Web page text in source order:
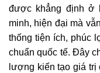
được khẳng định ở
minh, hiện đại mà
thống tiện ích, phúc
chuẩn quốc tế. Đây
lượng kiến tạo giá trị